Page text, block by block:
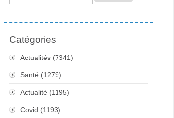
Catégories
Actualités (7341)
Santé (1279)
Actualité (1195)
Covid (1193)